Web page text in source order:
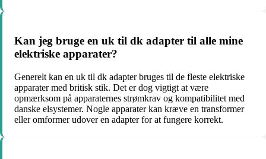
Kan jeg bruge en uk til dk adapter til alle mine
elektriske apparater?
Generelt kan en uk til dk adapter bruges til de fleste elektriske
apparater med britisk stik. Det er dog vigtigt at være
opmærksom på apparaternes strømkrav og kompatibilitet med
danske elsystemer. Nogle apparater kan kræve en transformer
eller omformer udover en adapter for at fungere korrekt.